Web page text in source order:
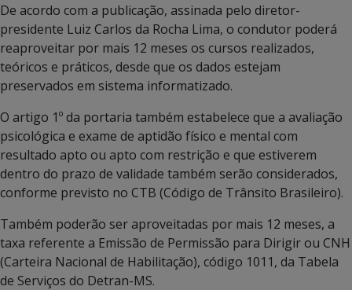
De acordo com a publicação, assinada pelo diretor-
presidente Luiz Carlos da Rocha Lima, o condutor poderá
reaproveitar por mais 12 meses os cursos realizados,
teóricos e práticos, desde que os dados estejam
preservados em sistema informatizado.
O artigo 1º da portaria também estabelece que a avaliação
psicológica e exame de aptidão físico e mental com
resultado apto ou apto com restrição e que estiverem
dentro do prazo de validade também serão considerados,
conforme previsto no CTB (Código de Trânsito Brasileiro).
Também poderão ser aproveitadas por mais 12 meses, a
taxa referente a Emissão de Permissão para Dirigir ou CNH
(Carteira Nacional de Habilitação), código 1011, da Tabela
de Serviços do Detran-MS.